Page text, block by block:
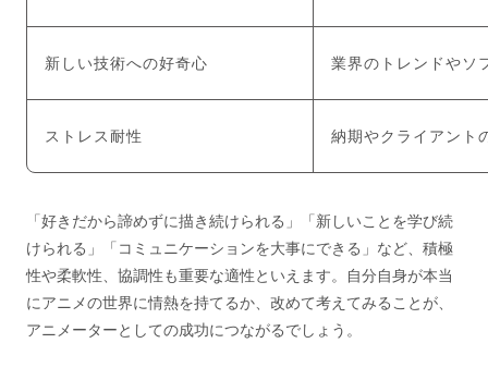
新しい技術への好奇心 業界のトレンドやソ
ストレス耐性 納期やクライアント
「好きだから諦めずに描き続けられる」「新しいことを学び続
けられる」「コミュニケーションを大事にできる」など、積極
性や柔軟性、協調性も重要な適性といえます。自分自身が本当
にアニメの世界に情熱を持てるか、改めて考えてみることが、
アニメーターとしての成功につながるでしょう。